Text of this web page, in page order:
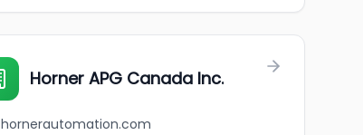
Horner APG Canada Inc.
hornerautomation.com